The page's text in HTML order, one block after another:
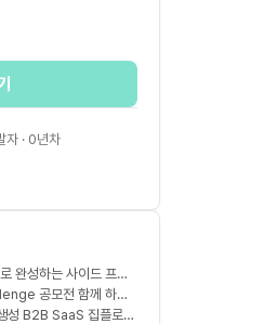
자 · 0년차
완성하는 사이드 프로
공모전 함께 하실
합니다!
성 B2B SaaS 집플로우